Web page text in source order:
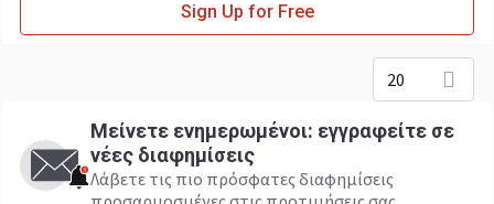
Sign Up for Free
20
Μείνετε ενημερωμένοι: εγγραφείτε σε
νέες διαφημίσεις
Λάβετε τις πιο πρόσφατες διαφημίσεις